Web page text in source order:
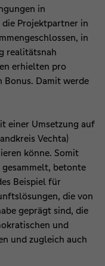
in
Projektpartner in
in
realitätsnah
erhielten pro
Damit werde
einer Umsetzung auf
Vechta)
könne. Somit
betonte
Beispiel für
die von
geprägt sind, die
und
und zugleich auch